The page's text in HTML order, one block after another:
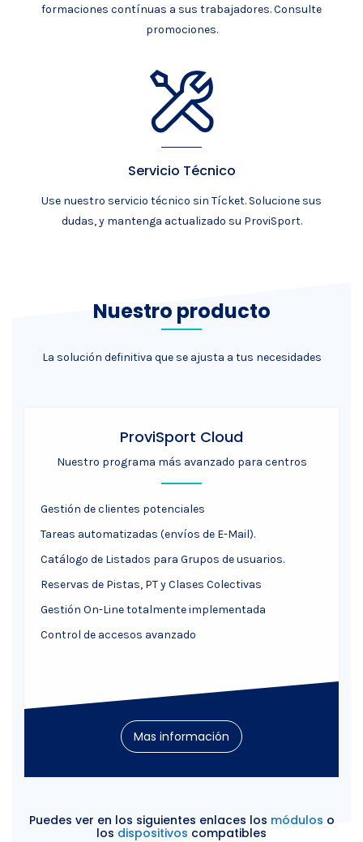
formaciones contínuas a sus trabajadores. Consulte
promociones.
Servicio Técnico
Use nuestro servicio técnico sin Tícket. Solucione sus
dudas, y mantenga actualizado su ProviSport.
Nuestro producto
La solución definitiva que se ajusta a tus necesidades
ProviSport Cloud
Nuestro programa más avanzado para centros
Gestión de clientes potenciales
Tareas automatizadas (envíos de E-Mail).
Catálogo de Listados para Grupos de usuarios.
Reservas de Pistas, PT y Clases Colectivas
Gestión On-Line totalmente implementada
Control de accesos avanzado
Mas información
Puedes ver en los siguientes enlaces los módulos o
los dispositivos compatibles